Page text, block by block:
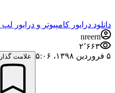
دانلود درایور کامپیوتر و درایور
nreern
۲٬۶۶۳
۵ فروردین ۱۳۹۸،‏ ۵:۰۶
علامت